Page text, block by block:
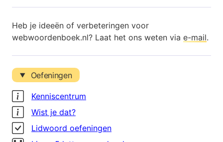
Heb je ideeën of verbeteringen voor
webwoordenboek.nl? Laat het ons weten via e-mail.
Oefeningen
Kenniscentrum
Wist je dat?
Lidwoord oefeningen